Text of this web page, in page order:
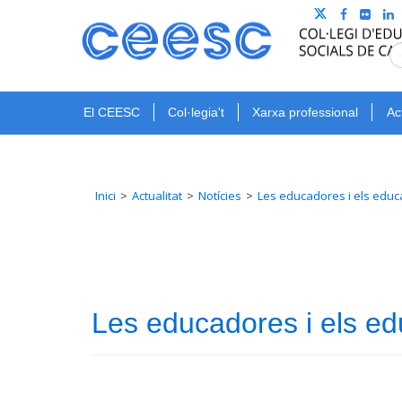
El CEESC Col·legia't Xarxa professional
Inici Actualitat Notícies Les educadores i els
Les educadores i els